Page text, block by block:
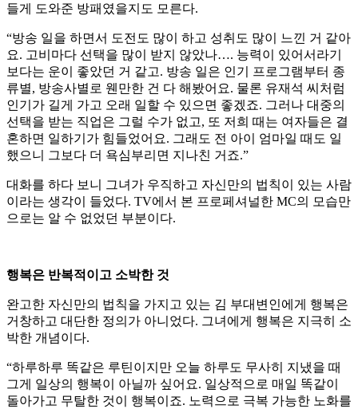
들게 도와준 방패였을지도 모른다.
“방송 일을 하면서 도전도 많이 하고 성취도 많이 느낀 거 같아
요. 고비마다 선택을 많이 받지 않았나…. 능력이 있어서라기
보다는 운이 좋았던 거 같고. 방송 일은 인기 프로그램부터 종
류별, 방송사별로 웬만한 건 다 해봤어요. 물론 유재석 씨처럼
인기가 길게 가고 오래 일할 수 있으면 좋겠죠. 그러나 대중의
선택을 받는 직업은 그럴 수가 없고, 또 저희 때는 여자들은 결
혼하면 일하기가 힘들었어요. 그래도 전 아이 엄마일 때도 일
했으니 그보다 더 욕심부리면 지나친 거죠.”
대화를 하다 보니 그녀가 우직하고 자신만의 법칙이 있는 사람
이라는 생각이 들었다. TV에서 본 프로페셔널한 MC의 모습만
으로는 알 수 없었던 부분이다.
행복은 반복적이고 소박한 것
완고한 자신만의 법칙을 가지고 있는 김 부대변인에게 행복은
거창하고 대단한 정의가 아니었다. 그녀에게 행복은 지극히 소
박한 개념이다.
“하루하루 똑같은 루틴이지만 오늘 하루도 무사히 지냈을 때
그게 일상의 행복이 아닐까 싶어요. 일상적으로 매일 똑같이
돌아가고 무탈한 것이 행복이죠. 노력으로 극복 가능한 노화를